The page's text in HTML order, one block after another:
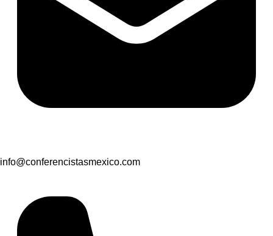
info@conferencistasmexico.com